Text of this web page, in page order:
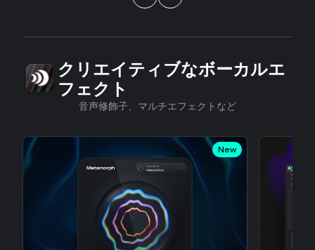
スライド1/5クリエイティブなボーカルエ
フェクト
音声修飾子、マルチエフェクトなど
New